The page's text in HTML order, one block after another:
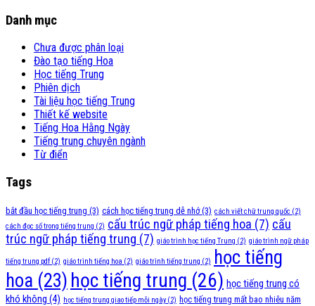
Danh mục
Chưa được phân loại
Đào tạo tiếng Hoa
Học tiếng Trung
Phiên dịch
Tài liệu học tiếng Trung
Thiết kế website
Tiếng Hoa Hằng Ngày
Tiếng trung chuyên ngành
Từ điển
Tags
bắt đầu học tiếng trung (3) cách học tiếng trung dễ nhớ(3) cách viết chữ trung quốc (2)
cách đọc số trong tiếng trung (2) cấu trúc ngữ pháp tiếng hoa (7) cấu
trúc ngữ pháp tiếng trung (7) giáo trình học tiếng Trung (2) giáo trình ngữ pháp
tiếng trung pdf(2) giáo trình tiếng hoa (2) giáo trình tiếng trung (2)
học tiếng
hoa (23) học tiếng trung (26) học tiếng trung có
khó không (4) học tiếng trung giao tiếp mỗi ngày(2) học tiếng trung mất bao nhiêu năm